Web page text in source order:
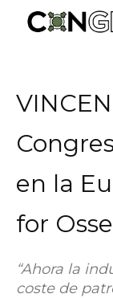
en la
for
“Ahora la
coste de